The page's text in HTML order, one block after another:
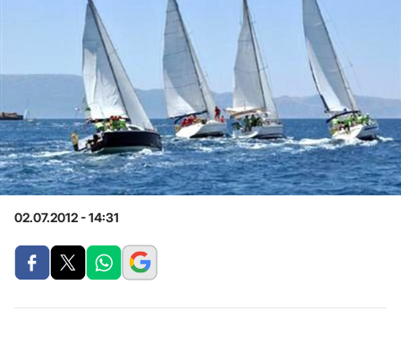
02.07.2012 - 14:31